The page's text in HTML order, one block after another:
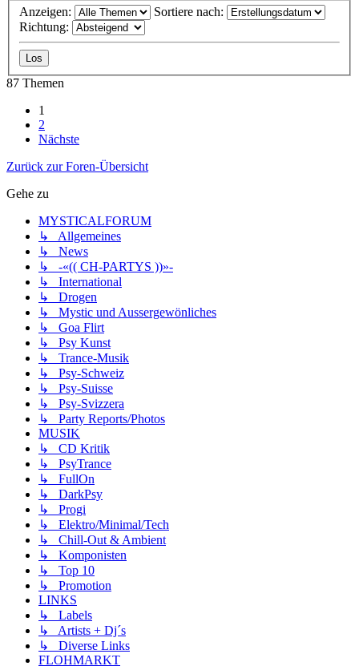
Anzeigen:
Sortiere nach:
Richtung:
87 Themen
1
2
Nächste
Zurück zur Foren-Übersicht
Gehe zu
MYSTICALFORUM
↳ Allgemeines
↳ News
↳ -«(( CH-PARTYS ))»-
↳ International
↳ Drogen
↳ Mystic und Aussergewönliches
↳ Goa Flirt
↳ Psy Kunst
↳ Trance-Musik
↳ Psy-Schweiz
↳ Psy-Suisse
↳ Psy-Svizzera
↳ Party Reports/Photos
MUSIK
↳ CD Kritik
↳ PsyTrance
↳ FullOn
↳ DarkPsy
↳ Progi
↳ Elektro/Minimal/Tech
↳ Chill-Out & Ambient
↳ Komponisten
↳ Top 10
↳ Promotion
LINKS
↳ Labels
↳ Artists + Dj´s
↳ Diverse Links
FLOHMARKT